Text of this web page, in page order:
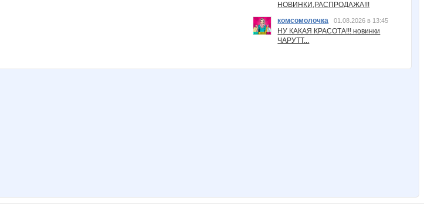
НОВИНКИ,РАСПРОДАЖА!!!
комсомолочка
01.08.2026 в 13:45
НУ КАКАЯ КРАСОТА!!! новинки
ЧАРУТТ...